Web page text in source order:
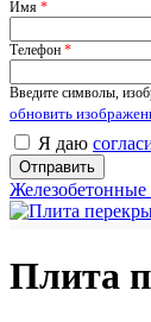
Имя *
Телефон *
Введите символы,
обновить
Я даю
Железобетонные
Плита